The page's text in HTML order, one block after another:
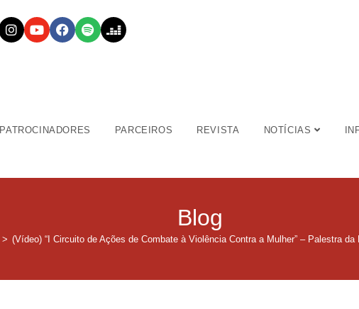
PATROCINADORES PARCEIROS REVISTA NOTÍCIAS
Blog
> (Vídeo) “I Circuito de Ações de Combate à Violência Contra a Mulher” – Palestra